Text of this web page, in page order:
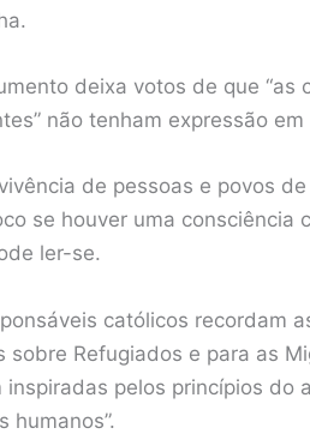
deixa votos de que
não tenham expressão
de pessoas e povos
se houver uma
ler-se.
católicos recordam
sobre Refugiados e para as
inspiradas pelos princípios
humanos”.